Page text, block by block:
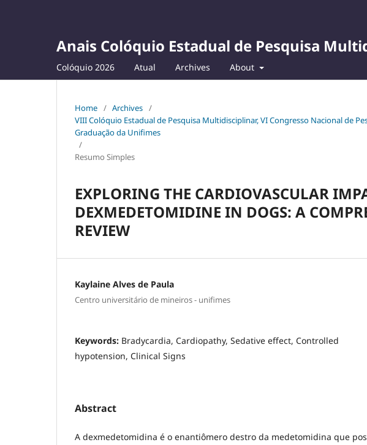
Anais Colóquio Estadual de Pesquisa
Colóquio 2026 Atual Archives About
Home / Archives /
VIII Colóquio Estadual de Pesquisa Multidisciplinar, VI Congresso Nacional de
Graduação da Unifimes
/
Resumo Simples
EXPLORING THE CARDIOVASCULAR
DEXMEDETOMIDINE IN DOGS: A
REVIEW
Kaylaine Alves de Paula
Centro universitário de mineiros - unifimes
Keywords: Bradycardia, Cardiopathy, Sedative effect, Controlled
hypotension, Clinical Signs
Abstract
A dexmedetomidina é o enantiômero destro da medetomidina que